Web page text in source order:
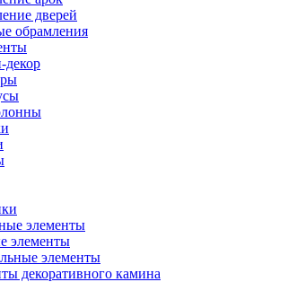
дверей
обрамления
декор
элементы
элементы
элементы
декоративного камина